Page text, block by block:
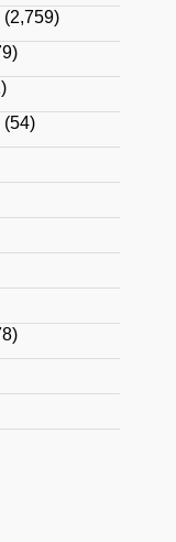
(2,759)
(54)